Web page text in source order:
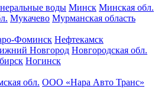
воды Минск Минская обл.
Мукачево Мурманская область
Фоминск Нефтекамск
Новгород Новгородская обл.
Ногинск
обл. ООО «Нара Авто Транс»